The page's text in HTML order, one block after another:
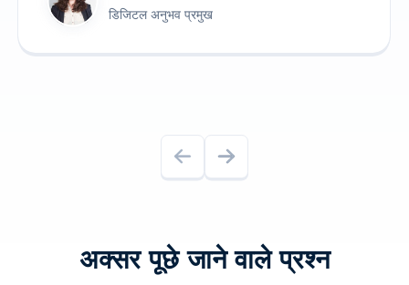
जेम्स एंडरसन
अक्सर पूछे जाने वाले प्रश्न